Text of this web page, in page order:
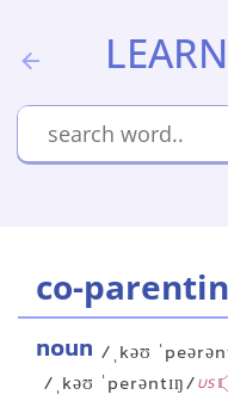
co-
noun /ˌkəʊ
/ˌkəʊ ˈperəntɪŋ/US